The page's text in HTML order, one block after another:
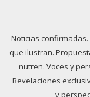
Noticias
que ilustran.
nutren. Voces y
Revelaciones
y